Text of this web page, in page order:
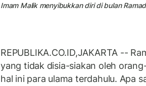
Imam Malik menyibukkan diri di bulan
REPUBLIKA.CO.ID,JAKARTA --
yang tidak disia-siakan oleh
hal ini para ulama terdahulu. Apa